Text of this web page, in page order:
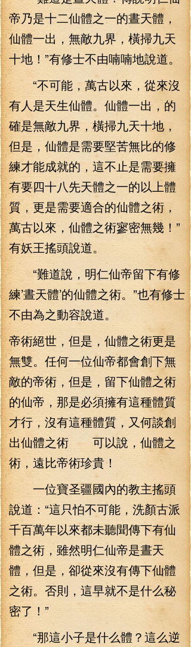
帝乃是十二仙體之一的晝天體，
仙體一出，無敵九界，橫掃九天
十地！”有修士不由喃喃地說道。
“不可能，萬古以來，從來沒
有人是天生仙體。仙體一出，的
確是無敵九界，橫掃九天十地，
但是，仙體是需要堅苦無比的修
練才能成就的，這不止是需要擁
有要四十八先天體之一的以上體
質，更是需要適合的仙體之術，
萬古以來，仙體之術寥密無幾！”
有妖王搖頭說道。
“難道說，明仁仙帝留下有修
練’晝天體’的仙體之術。”也有修士
不由為之動容說道。
帝術絕世，但是，仙體之術更是
無雙。任何一位仙帝都會創下無
敵的帝術，但是，留下仙體之術
的仙帝，那是必須擁有這種體質
才行，沒有這種體質，又何談創
出仙體之術 可以說，仙體之
術，遠比帝術珍貴！
一位寶圣疆國內的教主搖頭
說道：“這只怕不可能，洗顏古派
千百萬年以來都未聽聞傳下有仙
體之術，雖然明仁仙帝是晝天
體，但是，卻從來沒有傳下仙體
之術。否則，這早就不是什么秘
密了！”
“那這小子是什么體？這么逆